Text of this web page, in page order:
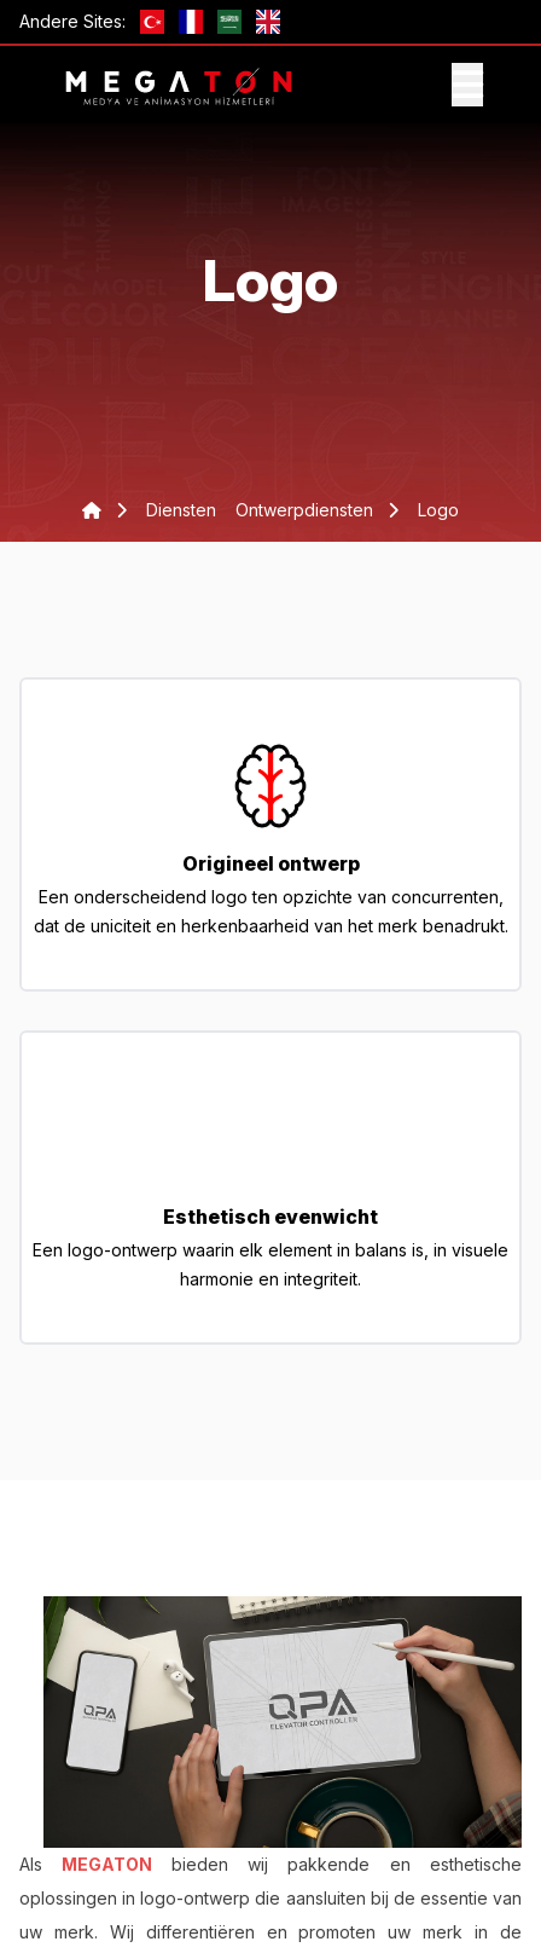
Andere Sites:
Logo
Diensten Ontwerpdiensten Logo
Origineel ontwerp
Een onderscheidend logo ten opzichte van concurrenten,
dat de uniciteit en herkenbaarheid van het merk benadrukt.
Esthetisch evenwicht
Een logo-ontwerp waarin elk element in balans is, in visuele
harmonie en integriteit.
Als MEGATON bieden wij pakkende en esthetische
oplossingen in logo-ontwerp die aansluiten bij de essentie van
uw merk. Wij differentiëren en promoten uw merk in de